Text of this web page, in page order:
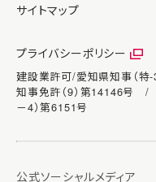
サイトマップ
プライバシーポリシー
建設業許可/愛知県知事（
知事免許（9）第14146号
－4）第6151号